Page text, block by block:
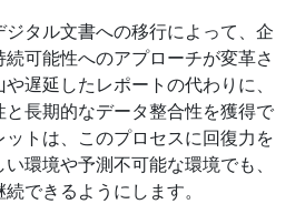
タル文書への移行によって、企
可能性へのアプローチが変革さ
遅延したレポートの代わりに、
長期的なデータ整合性を獲得で
トは、このプロセスに回復力を
環境や予測不可能な環境でも、
できるようにします。